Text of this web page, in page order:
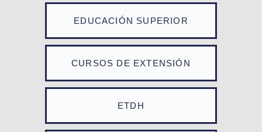
EDUCACIÓN SUPERIOR
CURSOS DE EXTENSIÓN
ETDH